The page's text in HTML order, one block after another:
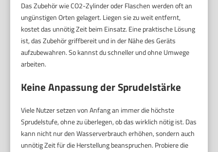
Das Zubehör wie CO2-Zylinder oder Flaschen werden oft an
ungünstigen Orten gelagert. Liegen sie zu weit entfernt,
kostet das unnötig Zeit beim Einsatz. Eine praktische Lösung
ist, das Zubehör griffbereit und in der Nähe des Geräts
aufzubewahren. So kannst du schneller und ohne Umwege
arbeiten.
Keine Anpassung der Sprudelstärke
Viele Nutzer setzen von Anfang an immer die höchste
Sprudelstufe, ohne zu überlegen, ob das wirklich nötig ist. Das
kann nicht nur den Wasserverbrauch erhöhen, sondern auch
unnötig Zeit für die Herstellung beanspruchen. Probiere die